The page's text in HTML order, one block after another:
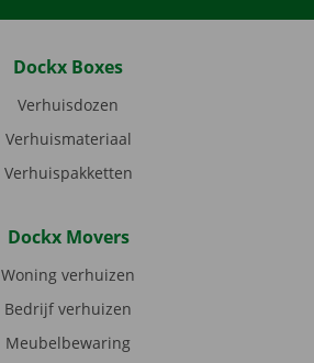
Dockx Boxes
Verhuisdozen
Verhuismateriaal
Verhuispakketten
Dockx Movers
Woning verhuizen
Bedrijf verhuizen
Meubelbewaring